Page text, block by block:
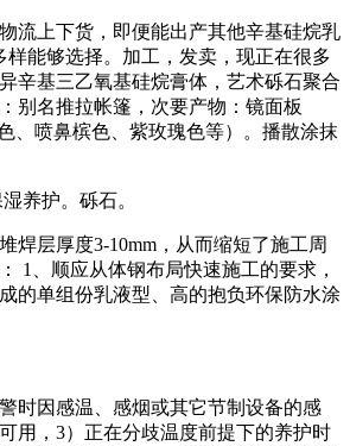
流上下货，即便能出产其他辛基硅烷乳
能够选择。加工，发卖，现正在很多
辛基三乙氧基硅烷膏体，艺术砾石聚合
别名推拉帐篷，次要产物：镜面板
、喷鼻槟色、紫玫瑰色等）。播散涂抹
养护。砾石。
层厚度3-10mm，从而缩短了施工周
1、顺应从体钢布局快速施工的要求，
的单组份乳液型、高的抱负环保防水涂
时因感温、感烟或其它节制设备的感
用，3）正在分歧温度前提下的养护时